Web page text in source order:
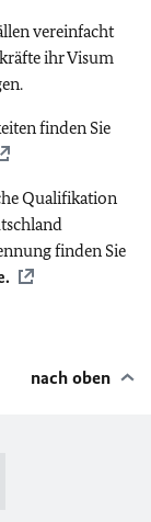
vereinfacht
ihr Visum
finden Sie
Qualifikation
finden Sie
nach oben